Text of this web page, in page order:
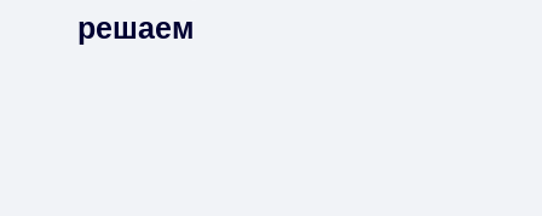
решаем